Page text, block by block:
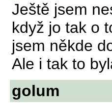
Ještě jsem
když jo tak o
jsem někde
Ale i tak to
golum